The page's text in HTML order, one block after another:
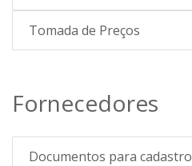
Tomada de Preços
Fornecedores
Documentos para cadastro